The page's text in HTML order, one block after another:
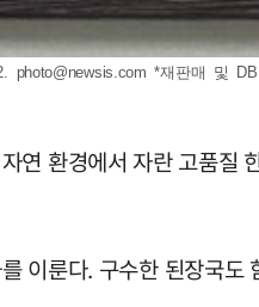
photo@newsis.com *재판매 및
연 환경에서 자란 고품질
이룬다. 구수한 된장국도